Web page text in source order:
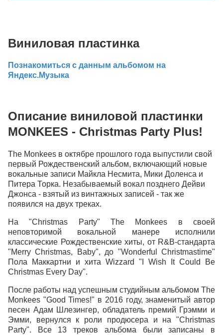
Виниловая пластинка
Познакомиться с данным альбомом на
Яндекс.Музыка
Описание виниловой пластинки
MONKEES - Christmas Party Plus!
The Monkees в октябре прошлого года выпустили свой
первый Рождественский альбом, включающий новые
вокальные записи Майкла Несмита, Мики Доленса и
Питера Торка. Незабываемый вокал позднего Дейви
Джонса - взятый из винтажных записей - так же
появился на двух треках.
На "Christmas Party" The Monkees в своей
неповторимой вокальной манере исполнили
классические Рождественские хиты, от R&B-стандарта
"Merry Christmas, Baby", до "Wonderful Christmastime"
Пола Маккартни и хита Wizzard "I Wish It Could Be
Christmas Every Day".
После работы над успешным студийным альбомом The
Monkees "Good Times!" в 2016 году, знаменитый автор
песен Адам Шлезингер, обладатель премий Грэмми и
Эмми, вернулся к роли продюсера и на "Christmas
Party". Все 13 треков альбома были записаны в